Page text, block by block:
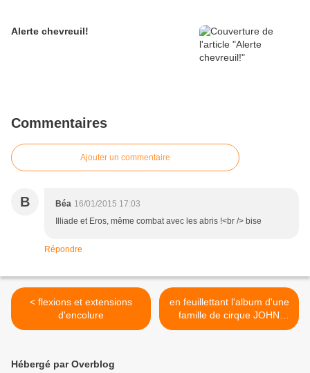
Alerte chevreuil!
Commentaires
Ajouter un commentaire
B Béa 16/01/2015 17:03
Illiade et Eros, même combat avec les abris !<br /> bise
Répondre
< flexions et extensions
d'encolure
en feuillettant l'album d'une
famille de cirque JOHN
ROBINSON’S CIRCUS >
Hébergé par Overblog